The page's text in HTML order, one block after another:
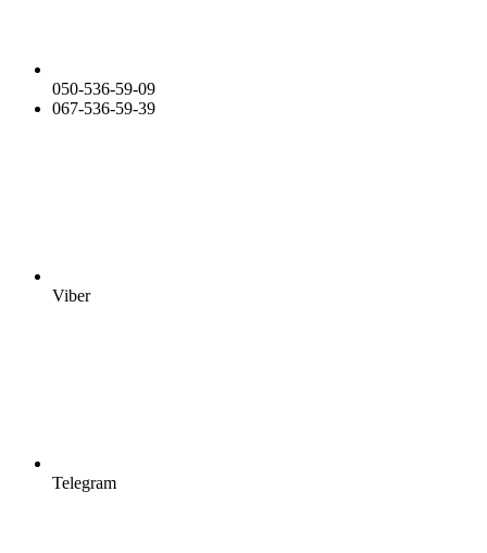
050-536-59-09
067-536-59-39
Viber
Telegram